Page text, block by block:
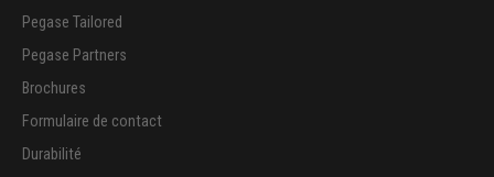
Pegase Tailored
Pegase Partners
Brochures
Formulaire de contact
Durabilité